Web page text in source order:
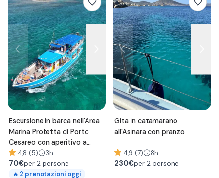
Escursione in barca nell'Area
Marina Protetta di Porto
Cesareo con aperitivo a
bordo4,8 (5) 3h
70€per 2 persone
🔥 2 prenotazioni oggi
Gita in catamarano
all'Asinara con pranzo
4,9 (7) 8h
230€per 2 persone